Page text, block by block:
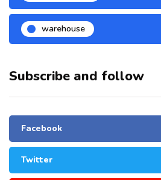
warehouse
Subscribe and follow
Facebook
Twitter